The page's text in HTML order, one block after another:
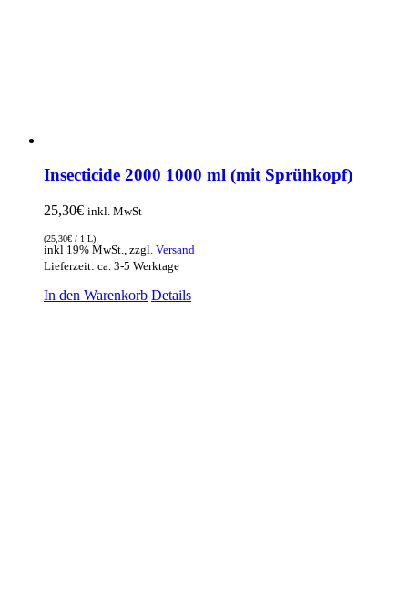
Insecticide 2000 1000 ml (mit Sprühkopf)
25,30€ inkl. MwSt
(25,30€ / 1 L)
inkl 19% MwSt., zzgl. Versand
Lieferzeit: ca. 3-5 Werktage
In den Warenkorb Details